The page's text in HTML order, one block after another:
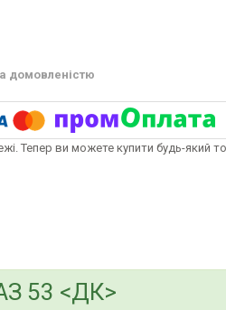
домовленістю
Тепер ви можете купити будь-який
53 <ДК>